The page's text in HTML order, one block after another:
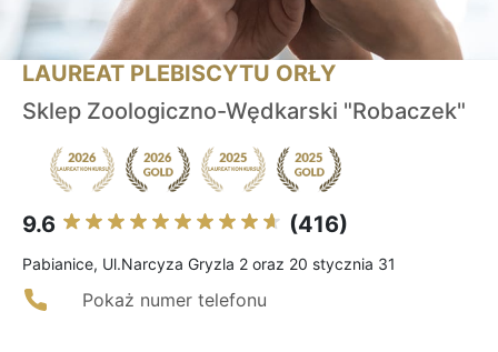
LAUREAT PLEBISCYTU ORŁY
Sklep Zoologiczno-Wędkarski "Robaczek"
9.6 (416)
Pabianice, Ul.Narcyza Gryzla 2 oraz 20 stycznia 31
Pokaż numer telefonu